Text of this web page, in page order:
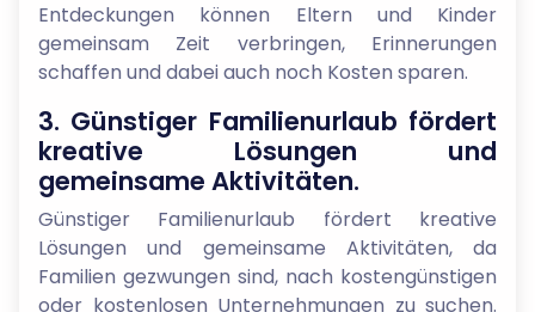
Entdeckungen können Eltern und Kinder
gemeinsam Zeit verbringen, Erinnerungen
schaffen und dabei auch noch Kosten sparen.
3. Günstiger Familienurlaub fördert
kreative Lösungen und
gemeinsame Aktivitäten.
Günstiger Familienurlaub fördert kreative
Lösungen und gemeinsame Aktivitäten, da
Familien gezwungen sind, nach kostengünstigen
oder kostenlosen Unternehmungen zu suchen.